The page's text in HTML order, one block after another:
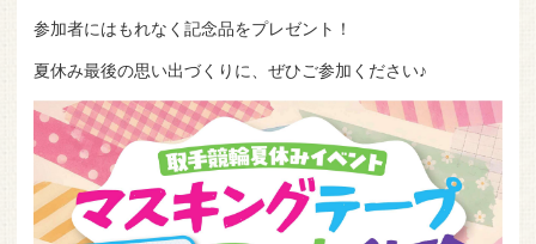
参加者にはもれなく記念品をプレゼント！
夏休み最後の思い出づくりに、ぜひご参加ください♪